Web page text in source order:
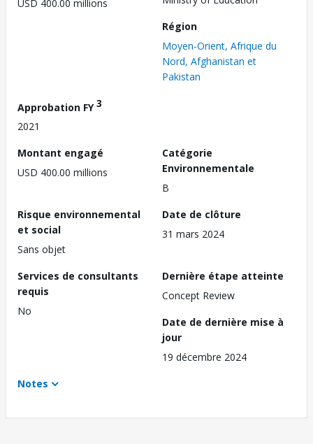
USD 400.00 millions
Région
Moyen-Orient, Afrique du
Nord, Afghanistan et
Pakistan
Approbation FY3
2021
Montant engagé
USD 400.00 millions
Catégorie
Environnementale
B
Risque environnemental
et social
Sans objet
Date de clôture
31 mars 2024
Services de consultants
requis
No
Dernière étape atteinte
Concept Review
Date de dernière mise à
jour
19 décembre 2024
Notes